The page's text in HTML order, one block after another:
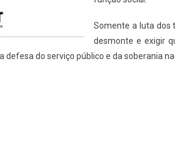
Somente a luta dos
desmonte e exigir
do serviço público e da soberania